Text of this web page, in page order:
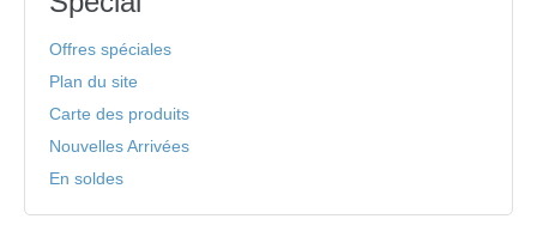
Offres spéciales
Plan du site
Carte des produits
Nouvelles Arrivées
En soldes